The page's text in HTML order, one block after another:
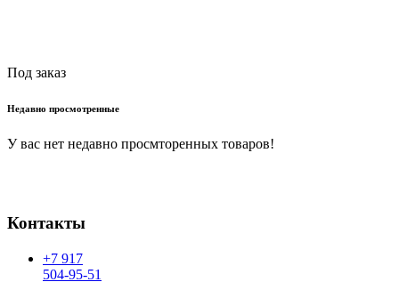
Под заказ
Недавно просмотренные
У вас нет недавно просмторенных товаров!
Контакты
+7 917
504-95-51